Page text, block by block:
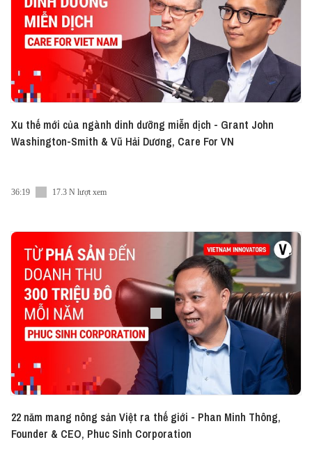
Xu thế mới của ngành dinh dưỡng miễn dịch - Grant John
Washington-Smith & Vũ Hải Dương, Care For VN
36:19 17.3 N lượt xem
22 năm mang nông sản Việt ra thế giới - Phan Minh Thông,
Founder & CEO, Phuc Sinh Corporation